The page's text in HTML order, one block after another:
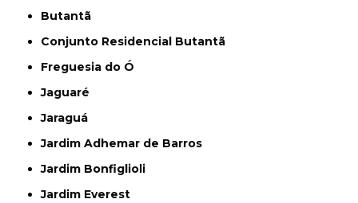
Butantã
Conjunto Residencial Butantã
Freguesia do Ó
Jaguaré
Jaraguá
Jardim Adhemar de Barros
Jardim Bonfiglioli
Jardim Everest